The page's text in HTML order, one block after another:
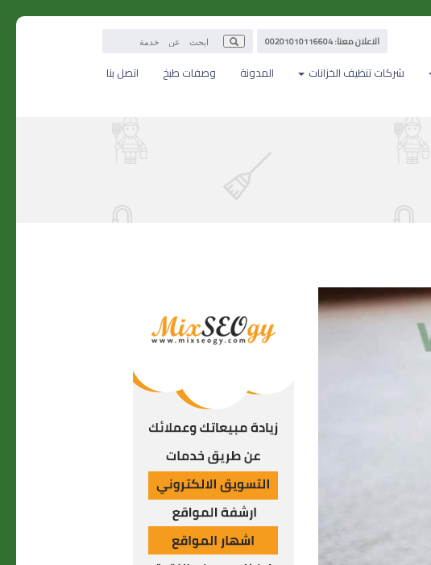
الاعلان معنا: 00201010116604
شركات تنظيف الخزانات المدونة وصفات طبخ اتصل بنا